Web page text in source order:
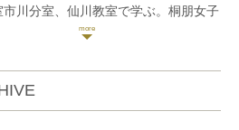
ンクール室内楽部門第1位、大阪国際
デザインK音楽コンクール大学、一般
会に出演。
市川分室、仙川教室で学ぶ。桐朋女子
を経て、桐朋学園大学卒、同研究科修
中井恒仁の各氏に師事。また、練木
スンを受ける。また、室内楽を小澤